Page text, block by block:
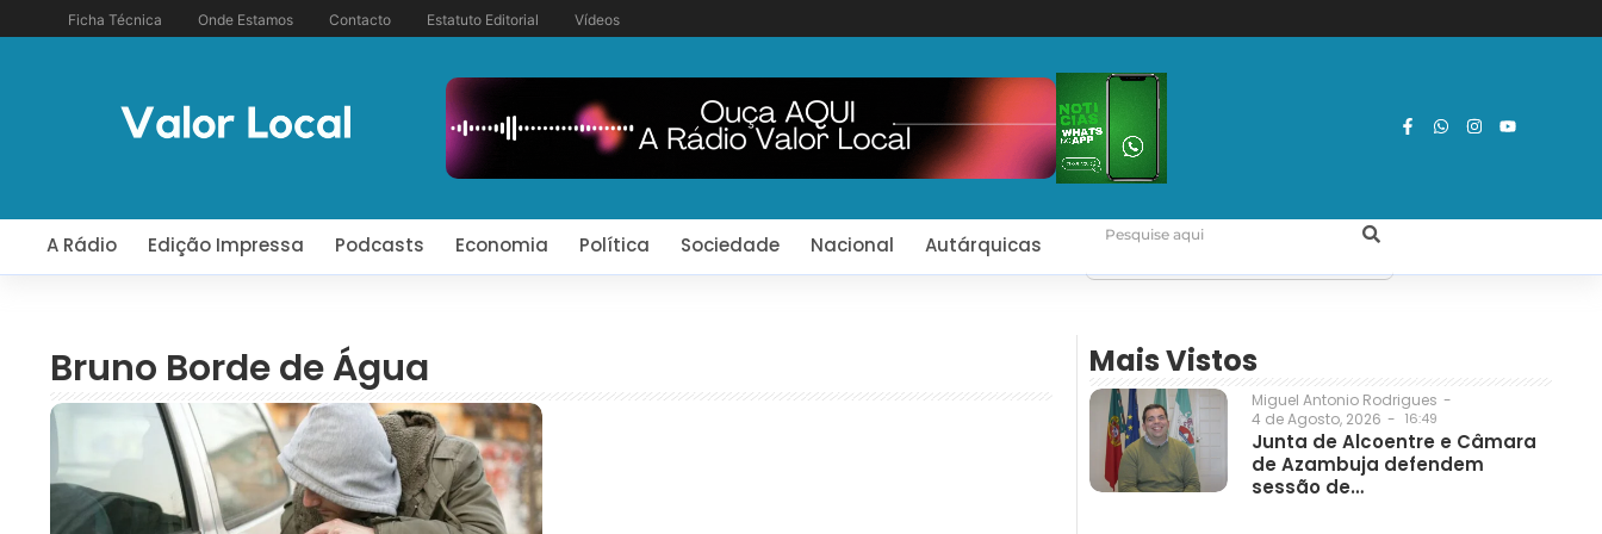
Ficha Técnica Onde Estamos Contacto Estatuto Editorial Vídeos
A Rádio Edição Impressa Podcasts Economia Política Sociedade Nacional Autárquicas
Bruno Borde de Água Mais Vistos
Miguel Antonio Rodrigues -
4 de Agosto, 2026 - 16:49
Junta de Alcoentre e Câmara
de Azambuja defendem
sessão de…